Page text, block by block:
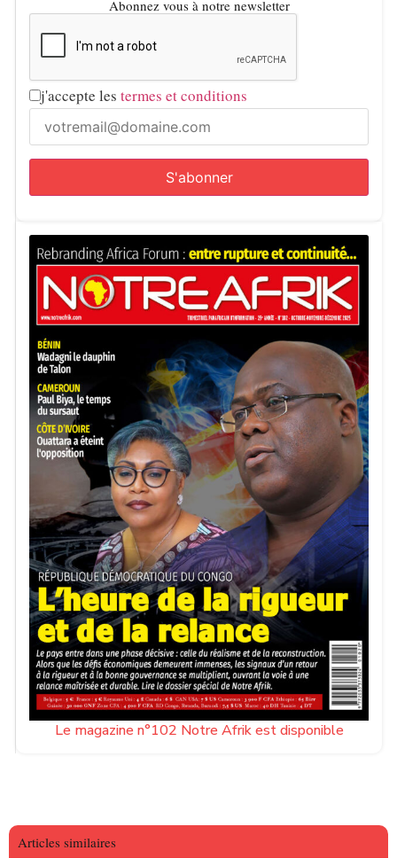
Abonnez vous à notre newsletter
j'accepte les termes et conditions
Le magazine n°102 Notre Afrik est disponible
Articles similaires